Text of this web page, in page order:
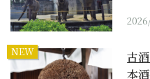
NEW
古
本